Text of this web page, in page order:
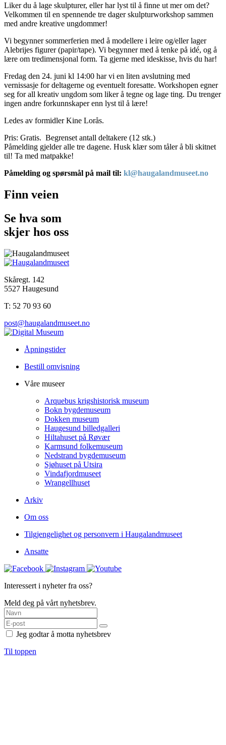
Liker du å lage skulpturer, eller har lyst til å finne ut mer om det?
Velkommen til en spennende tre dager skulpturworkshop sammen
med andre kreative ungdommer!
Vi begynner sommerferien med å modellere i leire og/eller lager
Alebrijes figurer (papir/tape). Vi begynner med å tenke på idé, og å
lære om tredimensjonal form. Ta gjerne med ideskisse, hvis du har!
Fredag den 24. juni kl 14:00 har vi en liten avslutning med
vernissasje for deltagerne og eventuelt foresatte. Workshopen egner
seg for all kreativ ungdom som liker å tegne og lage ting. Du trenger
ingen andre forkunnskaper enn lyst til å lære!
Ledes av formidler Kine Lorås.
Pris: Gratis. Begrenset antall deltakere (12 stk.)
Påmelding gjelder alle tre dagene. Husk klær som tåler å bli skitnet
til! Ta med matpakke!
Påmelding og spørsmål på mail til: kl@haugalandmuseet.no
Finn veien
Se hva som
skjer hos oss
Skåregt. 142
5527 Haugesund
T: 52 70 93 60
post@haugalandmuseet.no
Åpningstider
Bestill omvisning
Våre museer
Arquebus krigshistorisk museum
Bokn bygdemuseum
Dokken museum
Haugesund billedgalleri
Hiltahuset på Røvær
Karmsund folkemuseum
Nedstrand bygdemuseum
Sjøhuset på Utsira
Vindafjordmuseet
Wrangellhuset
Arkiv
Om oss
Tilgjengelighet og personvern i Haugalandmuseet
Ansatte
Interessert i nyheter fra oss?
Meld deg på vårt nyhetsbrev.
Jeg godtar å motta nyhetsbrev
Til toppen